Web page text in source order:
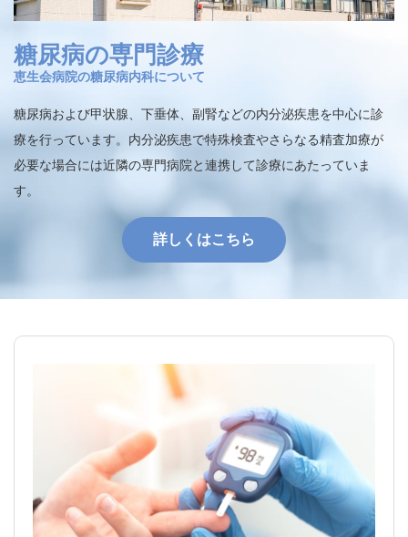
糖尿病の専門診療
恵生会病院の糖尿病内科について
糖尿病および甲状腺、下垂体、副腎などの内分泌疾患を中心に診
療を行っています。内分泌疾患で特殊検査やさらなる精査加療が
必要な場合には近隣の専門病院と連携して診療にあたっていま
す。
詳しくはこちら